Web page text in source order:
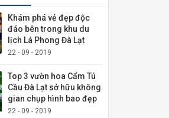
Khám phá vẻ đẹp độc
đáo bên trong khu du
lịch Lá Phong Đà Lạt
22 - 09 - 2019
Top 3 vườn hoa Cẩm Tú
Cầu Đà Lạt sở hữu không
gian chụp hình bao đẹp
22 - 09 - 2019